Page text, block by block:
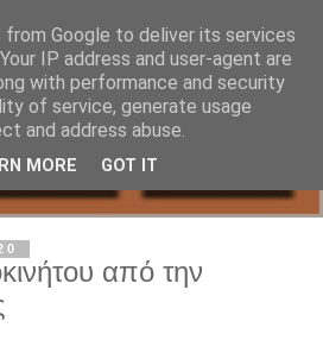
από την
Google to deliver its services
IP address and user-agent are
with performance and security
of service, generate usage
and address abuse.
MORE GOT IT